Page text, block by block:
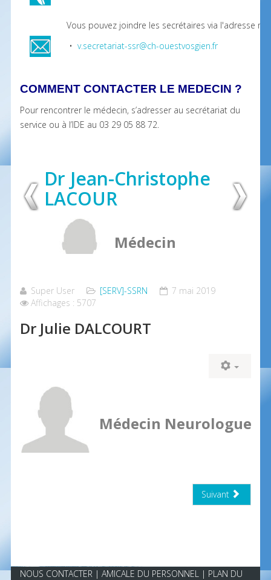
Vous pouvez joindre les secrétaires via l'adresse
• v.secretariat-ssr@ch-ouestvosgien.fr
COMMENT CONTACTER LE MEDECIN ?
Pour rencontrer le médecin, s’adresser au secrétariat du
service ou à l’IDE au 03 29 05 88 72.
Dr Jean-Christophe
LACOUR
Médecin
Super User [SERV]-SSRN
7 mai 2019
Affichages : 5707
Dr Julie DALCOURT
Médecin Neurologue
Suivant
NOUS CONTACTER| AMICALE DU PERSONNEL | PLAN DU